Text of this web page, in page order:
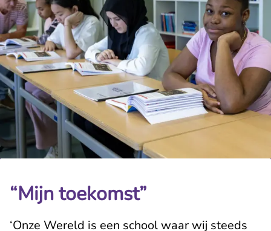
Mijn toekomst
‘Onze Wereld is een school waar wij steeds